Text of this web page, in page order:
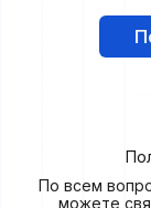
По всем
можете